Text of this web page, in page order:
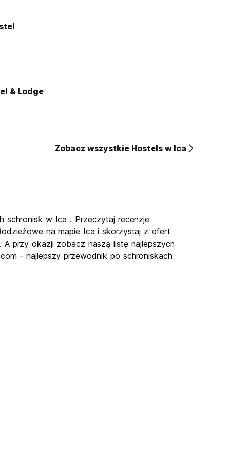
& Lodge
Zobacz wszystkie Hostels w Ica
schronisk w Ica . Przeczytaj recenzje
na mapie Ica i skorzystaj z ofert
A przy okazji zobacz naszą listę najlepszych
- najlepszy przewodnik po schroniskach